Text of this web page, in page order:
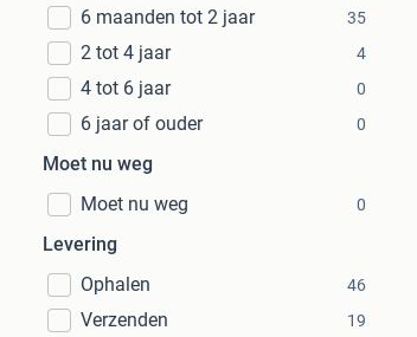
6 maanden tot 2 jaar 35
2 tot 4 jaar 4
4 tot 6 jaar 0
6 jaar of ouder 0
Moet nu weg
Moet nu weg
0
Levering
Ophalen
46
Verzenden 19